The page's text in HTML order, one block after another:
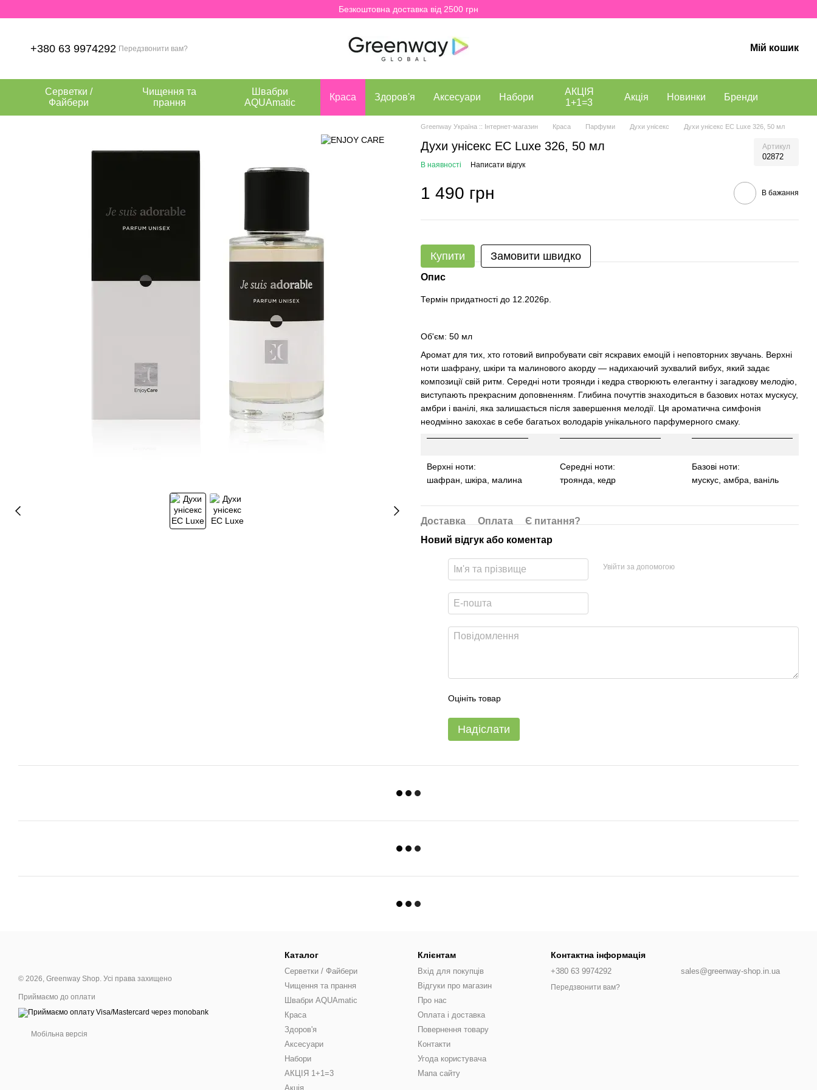
Безкоштовна доставка від 2500 грн
+380 63 9974292 Передзвонити вам? Мій кошик
Серветки /
Файбери
Чищення та
прання
Швабри
AQUAmatic
Краса Здоров'я Аксесуари Набори
АКЦІЯ
1+1=3
Акція Новинки Бренди
Greenway Україна :: Інтернет-магазин Краса Парфуми Духи унісекс Духи унісекс EC Luxe 326, 50 мл
Духи унісекс EC Luxe 326, 50 мл Артикул
02872
В наявності Написати відгук
1 490 грн В бажання
Купити Замовити швидко
Опис
Термін придатності до 12.2026р.
Об'єм: 50 мл
Аромат для тих, хто готовий випробувати світ яскравих емоцій і неповторних звучань. Верхні
ноти шафрану, шкіри та малинового акорду — надихаючий зухвалий вибух, який задає
композиції свій ритм. Середні ноти троянди і кедра створюють елегантну і загадкову мелодію,
виступають прекрасним доповненням. Глибина почуттів знаходиться в базових нотах мускусу,
амбри і ванілі, яка залишається після завершення мелодії. Ця ароматична симфонія
неодмінно закохає в себе багатьох володарів унікального парфумерного смаку.
Верхні ноти:
шафран, шкіра, малина
Середні ноти:
троянда, кедр
Базові ноти:
мускус, амбра, ваніль
Доставка Оплата
Є питання?
Новий відгук або коментар
Увійти за допомогою
Оцініть товар
Надіслати
© 2026, Greenway Shop. Усі права захищено
Приймаємо до оплати
Мобільна версія
Каталог
Серветки / Файбери
Чищення та прання
Швабри AQUAmatic
Краса
Здоров'я
Аксесуари
Набори
АКЦІЯ 1+1=3
Акція
Клієнтам
Вхід для покупців
Відгуки про магазин
Про нас
Оплата і доставка
Повернення товару
Контакти
Угода користувача
Мапа сайту
Контактна інформація
+380 63 9974292
Передзвонити вам?
sales@greenway-shop.in.ua